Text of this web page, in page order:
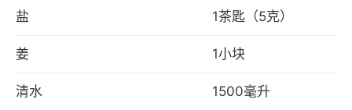
盐 1茶匙（5克）
姜 1小块
清水 1500毫升